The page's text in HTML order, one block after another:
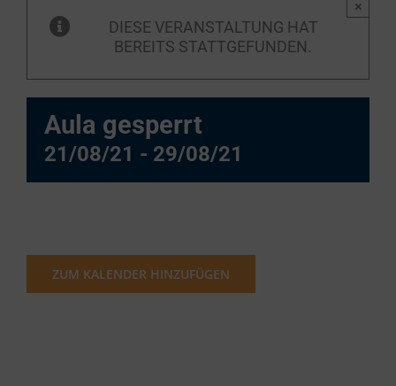
DIESE VERANSTALTUNG HAT
BEREITS STATTGEFUNDEN.
×
Aula gesperrt
21/08/21 - 29/08/21
ZUM KALENDER HINZUFÜGEN